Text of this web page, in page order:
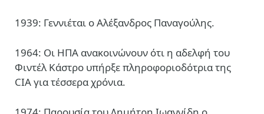
1939: Γεννιέται ο Αλέξανδρος Παναγούλης.
1964: Οι ΗΠΑ ανακοινώνουν ότι η αδελφή του
Φιντέλ Κάστρο υπήρξε πληροφοριοδότρια της
CIA για τέσσερα χρόνια.